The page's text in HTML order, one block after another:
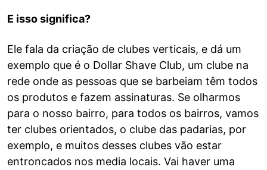
E isso significa?
Ele fala da criação de clubes verticais, e dá um
exemplo que é o Dollar Shave Club, um clube na
rede onde as pessoas que se barbeiam têm todos
os produtos e fazem assinaturas. Se olharmos
para o nosso bairro, para todos os bairros, vamos
ter clubes orientados, o clube das padarias, por
exemplo, e muitos desses clubes vão estar
entroncados nos media locais. Vai haver uma